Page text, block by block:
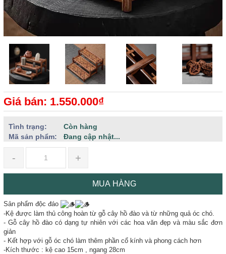
Giá bán: 1.550.000₫
Tình trạng:
Còn hàng
Mã sản phẩm:
Đang cập nhật...
- +
MUA HÀNG
Sản phẩm độc đáo
-Kệ được làm thủ công hoàn từ gỗ cây hồ đào và từ những quả óc chó.
- Gỗ cây hồ đào có dạng tự nhiên với các hoa văn đẹp và màu sắc đơn
giản
- Kết hợp với gỗ óc chó làm thêm phần cổ kính và phong cách hơn
-Kích thước : kệ cao 15cm , ngang 28cm